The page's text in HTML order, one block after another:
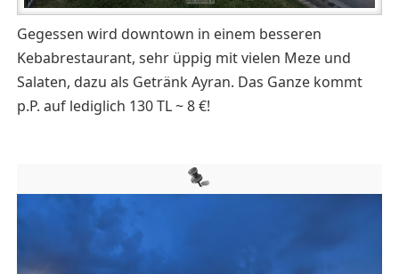
Gegessen wird downtown in einem besseren
Kebabrestaurant, sehr üppig mit vielen Meze und
Salaten, dazu als Getränk Ayran. Das Ganze kommt
p.P. auf lediglich 130 TL ~ 8 €!